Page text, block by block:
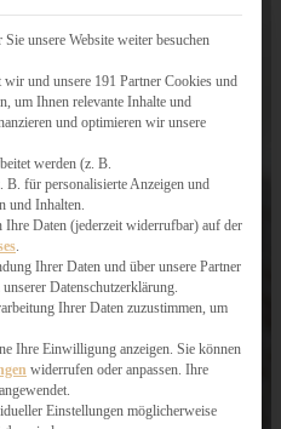
unsere Website weiter besuchen
und unsere 191 Partner Cookies und
um Ihnen relevante Inhalte und
und optimieren wir unsere
werden (z. B.
B. für personalisierte Anzeigen und
und Inhalten.
Ihre Daten (jederzeit widerrufbar) auf der
.
Ihrer Daten und über unsere Partner
Datenschutzerklärung.
Ihrer Daten zuzustimmen, um
Ihre Einwilligung anzeigen. Sie können
widerrufen oder anpassen. Ihre
Einstellungen möglicherweise